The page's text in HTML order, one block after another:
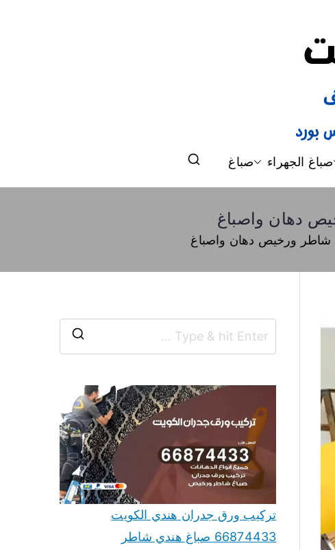
صباغ الجهراء صباغ
تركيب ورق جدران هندي الكويت
66874433 صباغ هندي شاطر